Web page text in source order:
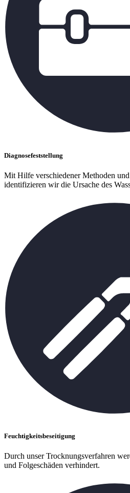
Diagnosefeststellung
Mit Hilfe verschiedener Methoden
identifizieren wir die Ursache des
Feuchtigkeitsbeseitigung
Durch unser Trocknungsverfahren
und Folgeschäden verhindert.